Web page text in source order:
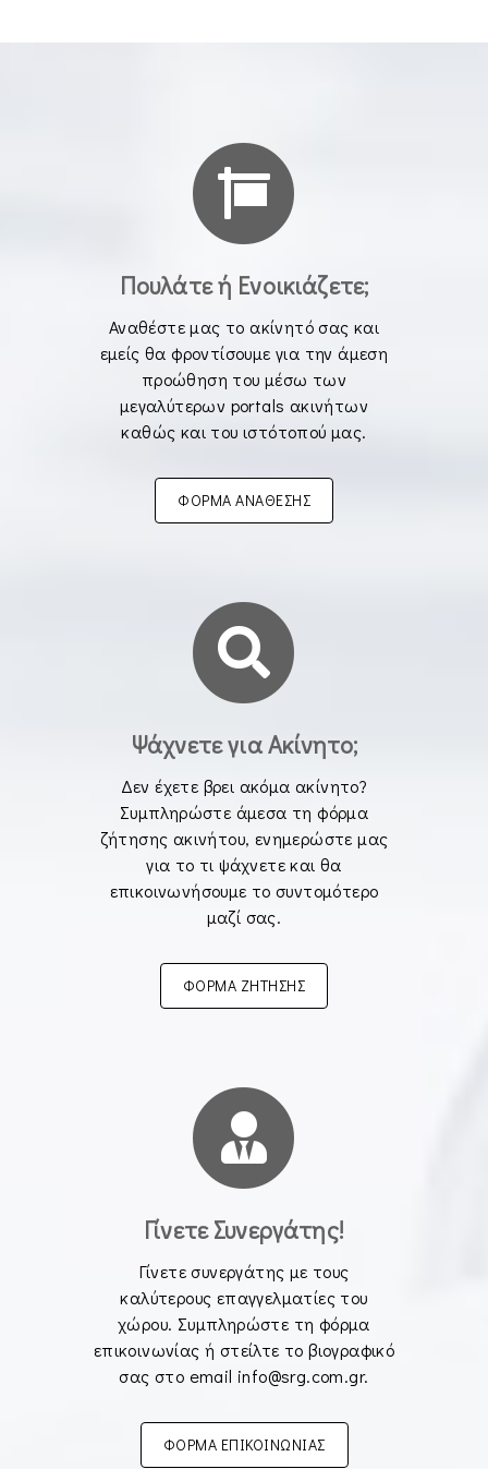
Πουλάτε ή Ενοικιάζετε;
Αναθέστε μας το ακίνητό σας και
εμείς θα φροντίσουμε για την άμεση
προώθηση του μέσω των
μεγαλύτερων portals ακινήτων
καθώς και του ιστότοπού μας.
ΦΟΡΜΑ ΑΝΑΘΕΣΗΣ
Ψάχνετε για Ακίνητο;
Δεν έχετε βρει ακόμα ακίνητο?
Συμπληρώστε άμεσα τη φόρμα
ζήτησης ακινήτου, ενημερώστε μας
για το τι ψάχνετε και θα
επικοινωνήσουμε το συντομότερο
μαζί σας.
ΦΟΡΜΑ ΖΗΤΗΣΗΣ
Γίνετε Συνεργάτης!
Γίνετε συνεργάτης με τους
καλύτερους επαγγελματίες του
χώρου. Συμπληρώστε τη φόρμα
επικοινωνίας ή στείλτε το βιογραφικό
σας στο email info@srg.com.gr.
ΦΟΡΜΑ ΕΠΙΚΟΙΝΩΝΙΑΣ